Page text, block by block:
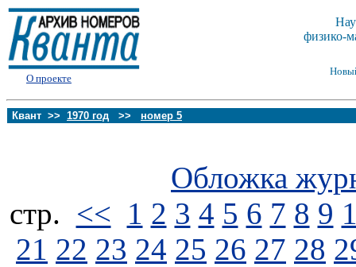
О проекте
физико-
Квант >> 1970 год >> номер 5
Обложка
стp. << 1 2 3 4 5 6 7 8 9
21 22 23 24 25 26 27 28